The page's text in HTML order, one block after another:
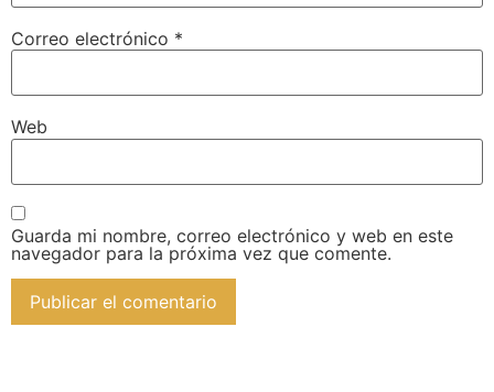
Correo electrónico *
Web
Guarda mi nombre, correo electrónico y web en este
navegador para la próxima vez que comente.